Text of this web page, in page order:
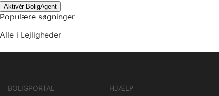
Aktivér BoligAgent
Populære søgninger
Alle i Lejligheder
BOLIGPORTAL
HJÆLP